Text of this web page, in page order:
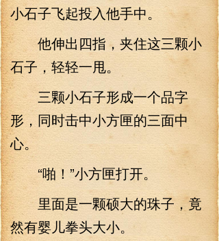
小石子飞起投入他手中。
他伸出四指，夹住这三颗小
石子，轻轻一甩。
三颗小石子形成一个品字
形，同时击中小方匣的三面中
心。
“啪！”小方匣打开。
里面是一颗硕大的珠子，竟
然有婴儿拳头大小。